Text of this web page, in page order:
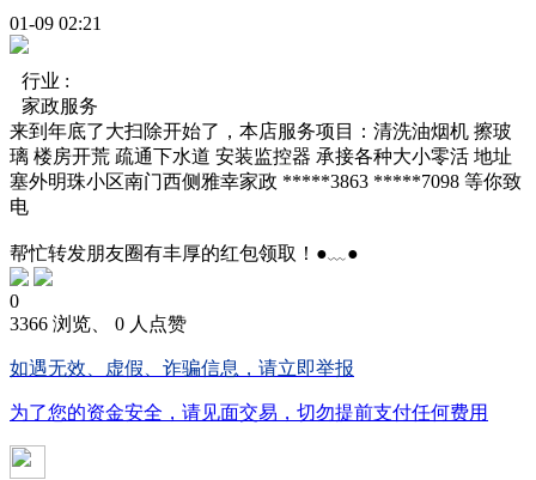
01-09 02:21
行业 :
家政服务
来到年底了大扫除开始了，本店服务项目：清洗油烟机 擦玻
璃 楼房开荒 疏通下水道 安装监控器 承接各种大小零活 地址
塞外明珠小区南门西侧雅幸家政 *****3863 *****7098 等你致
电
帮忙转发朋友圈有丰厚的红包领取！●﹏●
0
3366 浏览、 0 人点赞
如遇无效、虚假、诈骗信息，请立即举报
为了您的资金安全，请见面交易，切勿提前支付任何费用